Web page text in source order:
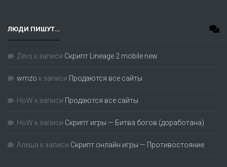
ЛЮДИ ПИШУТ…
Zevs к записи Скрипт Lineage 2 mobile new
wmzo к записи Продаются все сайты
HoW к записи Продаются все сайты
HoW к записи Скрипт игры — Битва богов (доработана)
Алеша к записи Скрипт онлайн игры — Противостояние